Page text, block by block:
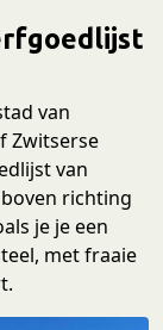
van
Zwitserse
van
richting
je je een
met fraaie